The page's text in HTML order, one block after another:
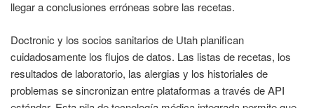
llegar a conclusiones erróneas sobre las recetas.
Doctronic y los socios sanitarios de Utah planifican
cuidadosamente los flujos de datos. Las listas de recetas, los
resultados de laboratorio, las alergias y los historiales de
problemas se sincronizan entre plataformas a través de API